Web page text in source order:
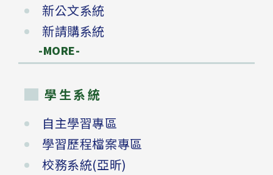
新公文系統
新請購系統
-MORE-
學生系統
自主學習專區
學習歷程檔案專區
校務系統(亞昕)